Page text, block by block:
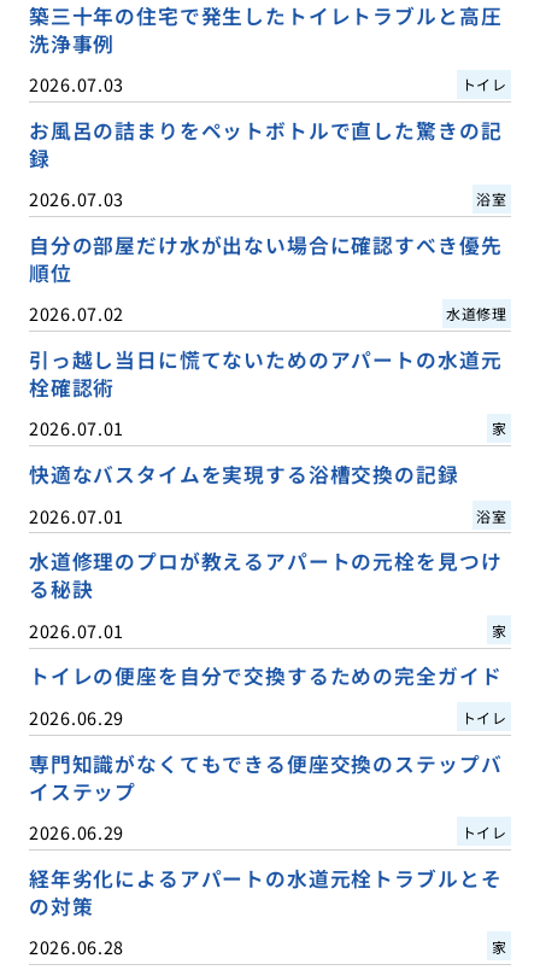
築三十年の住宅で発生したトイレトラブルと高圧
洗浄事例
2026.07.03 トイレ
お風呂の詰まりをペットボトルで直した驚きの記
録
2026.07.03 浴室
自分の部屋だけ水が出ない場合に確認すべき優先
順位
2026.07.02 水道修理
引っ越し当日に慌てないためのアパートの水道元
栓確認術
2026.07.01 家
快適なバスタイムを実現する浴槽交換の記録
2026.07.01 浴室
水道修理のプロが教えるアパートの元栓を見つけ
る秘訣
2026.07.01 家
トイレの便座を自分で交換するための完全ガイド
2026.06.29 トイレ
専門知識がなくてもできる便座交換のステップバ
イステップ
2026.06.29 トイレ
経年劣化によるアパートの水道元栓トラブルとそ
の対策
2026.06.28 家